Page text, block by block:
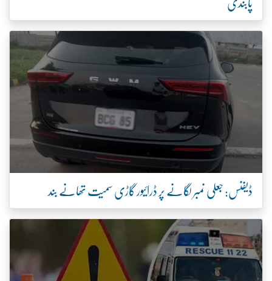
ڈیفنس: جعلی نمبر لگانے پر ڈرائیور گاڑی سمیت تھانے بند